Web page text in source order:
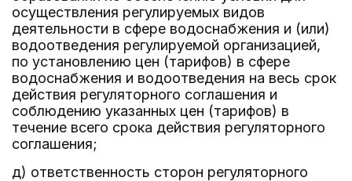
осуществления регулируемых видов
деятельности в сфере водоснабжения и (или)
водоотведения регулируемой организацией,
по установлению цен (тарифов) в сфере
водоснабжения и водоотведения на весь срок
действия регуляторного соглашения и
соблюдению указанных цен (тарифов) в
течение всего срока действия регуляторного
соглашения;
д) ответственность сторон регуляторного